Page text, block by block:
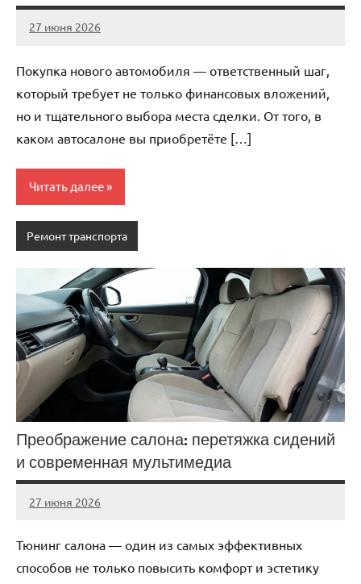
27 июня 2026
auto_motorss
Нет
Покупка нового автомобиля — ответственный шаг,
который требует не только финансовых вложений,
но и тщательного выбора места сделки. От того, в
каком автосалоне вы приобретёте […]
Читать далее
Ремонт транспорта
Преображение салона: перетяжка сидений
и современная мультимедиа
27 июня 2026
auto_motorss
Нет
Тюнинг салона — один из самых эффективных
способов не только повысить комфорт и эстетику